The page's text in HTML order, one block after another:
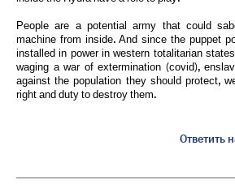
People are a potential army that could
machine from inside. And since the puppet
installed in power in western totalitarian
waging a war of extermination (covid),
against the population they should protect,
right and duty to destroy them.
Ответить